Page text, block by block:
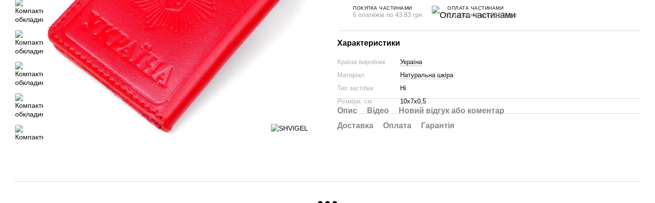
ПОКУПКА ЧАСТИНАМИ
6 платежів по 43.83 грн
ОПЛАТА ЧАСТИНАМИ
6 платежів по 43.83 грн
Характеристики
Країна виробник
Україна
Матеріал
Натуральна шкіра
Тип застібки
Ні
Розміри, см
10х7х0,5
Опис Відео
Новий відгук або коментар
Доставка
Оплата Гарантія